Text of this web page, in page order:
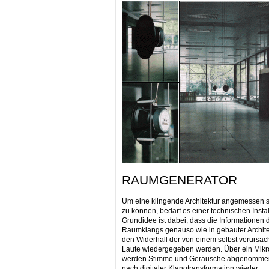
RAUMGENERATOR
Um eine klingende Architektur angemessen
zu können, bedarf es einer technischen
Grundidee ist dabei, dass die Informationen
Raumklangs genauso wie in gebauter
den Widerhall der von einem selbst
Laute wiedergegeben werden. Über ein
werden Stimme und Geräusche